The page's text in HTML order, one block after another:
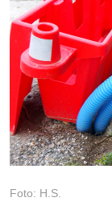
Foto: H.S.